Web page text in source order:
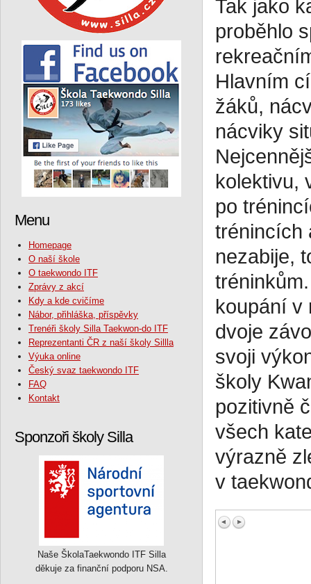
Menu
Homepage
O naší škole
O taekwondo ITF
Zprávy z akcí
Kdy a kde cvičíme
Nábor, přihláška, příspěvky
Trenéři školy Silla Taekwon-do ITF
Reprezentanti ČR z naší školy Sillla
Výuka online
Český svaz taekwondo ITF
FAQ
Kontakt
Sponzoři školy Silla
Naše ŠkolaTaekwondo ITF Silla
děkuje za finanční podporu NSA.
Tak jako
proběhlo
Hlavním
žáků,
nácviky
kolektivu,
po
trénincích
nezabije,
koupání v
dvoje
svoji
školy
pozitivně
všech
výrazně
v